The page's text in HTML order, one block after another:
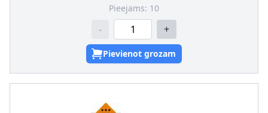
Pieejams: 10
- +
Pievienot grozam